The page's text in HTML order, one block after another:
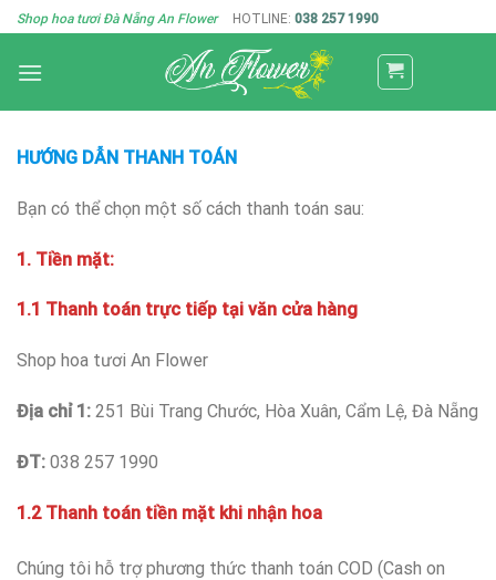
Skip
to
content
Shop hoa tươi Đà Nẵng An Flower HOTLINE: 038 257 1990
HƯỚNG DẪN THANH TOÁN
Bạn có thể chọn một số cách thanh toán sau:
1. Tiền mặt:
1.1 Thanh toán trực tiếp tại văn cửa hàng
Shop hoa tươi An Flower
Địa chỉ 1: 251 Bùi Trang Chước, Hòa Xuân, Cẩm Lệ, Đà Nẵng
ĐT: 038 257 1990
1.2 Thanh toán tiền mặt khi nhận hoa
Chúng tôi hỗ trợ phương thức thanh toán COD (Cash on